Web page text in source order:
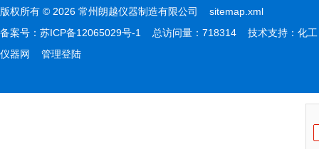
版权所有 © 2026 常州朗越仪器制造有限公司 sitemap.xml
备案号： 苏ICP备12065029号-1 总访问量：718314 技术支持： 化工
仪器网
管理登陆